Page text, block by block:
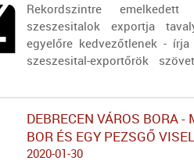
Rekordszintre
szeszesitalok exportja
egyelőre kedvezőtlenek -
szeszesital-exportőrök
DEBRECEN VÁROS BORA -
BOR ÉS EGY PEZSGŐ
2020-01-30